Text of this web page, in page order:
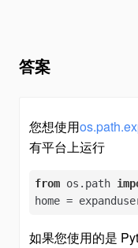
答案
您想使用
有平台上运行
from os.path
home =
如果您使用的是